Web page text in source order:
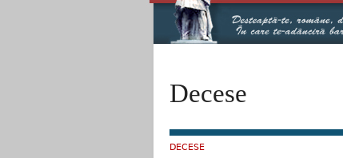
Decese
DECESE